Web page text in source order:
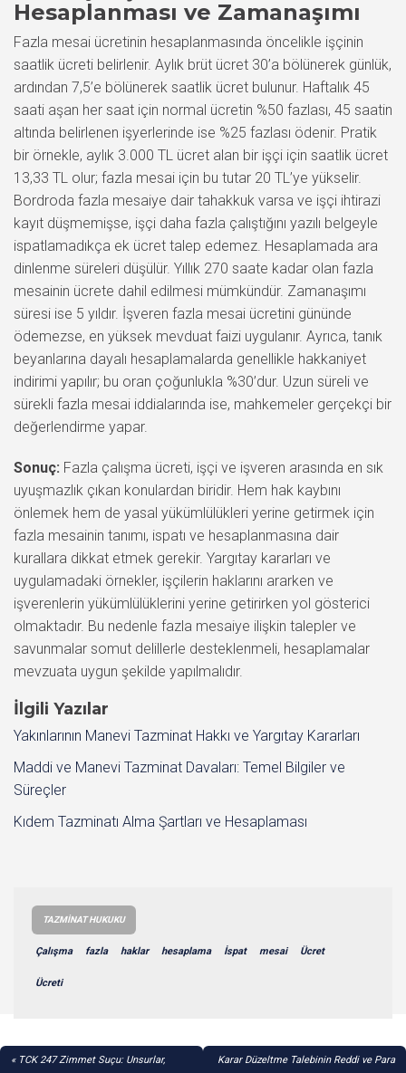
Hesaplanması ve Zamanaşımı
Fazla mesai ücretinin hesaplanmasında öncelikle işçinin
saatlik ücreti belirlenir. Aylık brüt ücret 30’a bölünerek günlük,
ardından 7,5’e bölünerek saatlik ücret bulunur. Haftalık 45
saati aşan her saat için normal ücretin %50 fazlası, 45 saatin
altında belirlenen işyerlerinde ise %25 fazlası ödenir. Pratik
bir örnekle, aylık 3.000 TL ücret alan bir işçi için saatlik ücret
13,33 TL olur; fazla mesai için bu tutar 20 TL’ye yükselir.
Bordroda fazla mesaiye dair tahakkuk varsa ve işçi ihtirazi
kayıt düşmemişse, işçi daha fazla çalıştığını yazılı belgeyle
ispatlamadıkça ek ücret talep edemez. Hesaplamada ara
dinlenme süreleri düşülür. Yıllık 270 saate kadar olan fazla
mesainin ücrete dahil edilmesi mümkündür. Zamanaşımı
süresi ise 5 yıldır. İşveren fazla mesai ücretini gününde
ödemezse, en yüksek mevduat faizi uygulanır. Ayrıca, tanık
beyanlarına dayalı hesaplamalarda genellikle hakkaniyet
indirimi yapılır; bu oran çoğunlukla %30’dur. Uzun süreli ve
sürekli fazla mesai iddialarında ise, mahkemeler gerçekçi bir
değerlendirme yapar.
Sonuç: Fazla çalışma ücreti, işçi ve işveren arasında en sık
uyuşmazlık çıkan konulardan biridir. Hem hak kaybını
önlemek hem de yasal yükümlülükleri yerine getirmek için
fazla mesainin tanımı, ispatı ve hesaplanmasına dair
kurallara dikkat etmek gerekir. Yargıtay kararları ve
uygulamadaki örnekler, işçilerin haklarını ararken ve
işverenlerin yükümlülüklerini yerine getirirken yol gösterici
olmaktadır. Bu nedenle fazla mesaiye ilişkin talepler ve
savunmalar somut delillerle desteklenmeli, hesaplamalar
mevzuata uygun şekilde yapılmalıdır.
İlgili Yazılar
Yakınlarının Manevi Tazminat Hakkı ve Yargıtay Kararları
Maddi ve Manevi Tazminat Davaları: Temel Bilgiler ve
Süreçler
Kıdem Tazminatı Alma Şartları ve Hesaplaması
TAZMINAT HUKUKU
Çalışma fazla haklar hesaplama İspat mesai Ücret
Ücreti
YAZI
TCK 247 Zimmet Suçu: Unsurlar,
Karar Düzeltme Talebinin Reddi ve Para